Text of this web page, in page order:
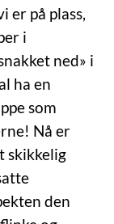
er på plass,
i
ned» i
ha en
som
Nå er
skikkelig
den